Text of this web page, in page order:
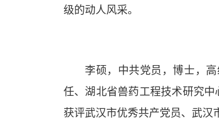
级的动人风采。
李硕，中共党员，博士，
任、湖北省兽药工程技术研究
获评武汉市优秀共产党员、武汉